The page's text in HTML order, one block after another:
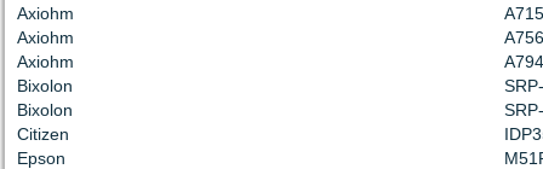
Axiohm
A715
Axiohm
A756
Axiohm
A794
Bixolon
Bixolon
Citizen
Epson